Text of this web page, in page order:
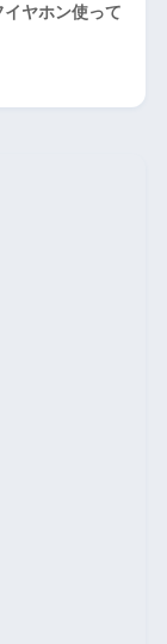
ヤホン使って